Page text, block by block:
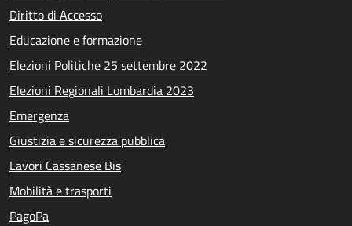
Diritto di Accesso
Educazione e formazione
Elezioni Politiche 25 settembre 2022
Elezioni Regionali Lombardia 2023
Emergenza
Giustizia e sicurezza pubblica
Lavori Cassanese Bis
Mobilità e trasporti
PagoPa